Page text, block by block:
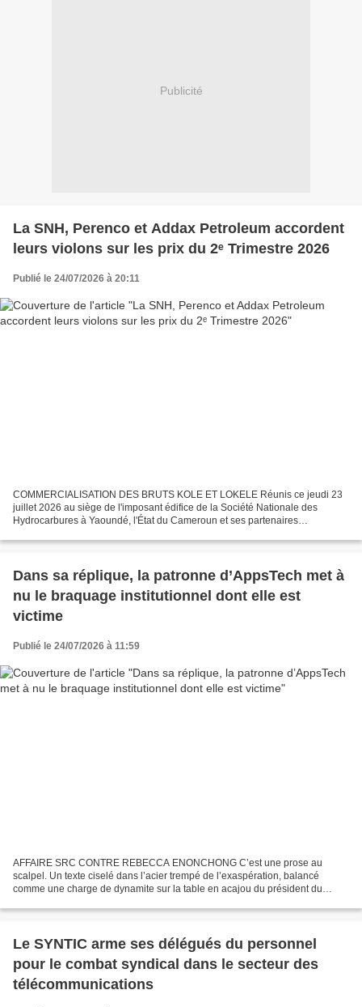
Publicité
La SNH, Perenco et Addax Petroleum accordent
leurs violons sur les prix du 2ᵉ Trimestre 2026
Publié le 24/07/2026 à 20:11
COMMERCIALISATION DES BRUTS KOLE ET LOKELE Réunis ce jeudi 23
juillet 2026 au siège de l'imposant édifice de la Société Nationale des
Hydrocarbures à Yaoundé, l'État du Cameroun et ses partenaires
Dans sa réplique, la patronne d’AppsTech met à
nu le braquage institutionnel dont elle est
victime
Publié le 24/07/2026 à 11:59
AFFAIRE SRC CONTRE REBECCA ENONCHONG C’est une prose au
scalpel. Un texte ciselé dans l’acier trempé de l’exaspération, balancé
comme une charge de dynamite sur la table en acajou du président du
Le SYNTIC arme ses délégués du personnel
pour le combat syndical dans le secteur des
télécommunications